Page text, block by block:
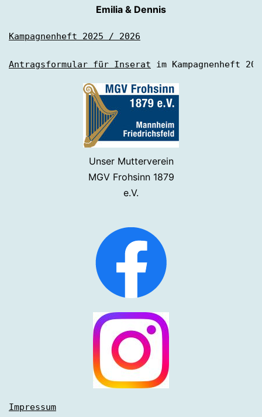
Emilia & Dennis
Kampagnenheft 2025 / 2026
Antragsformular für Inserat im Kampagnenheft
Unser Mutterverein
MGV Frohsinn 1879
e.V.
Impressum